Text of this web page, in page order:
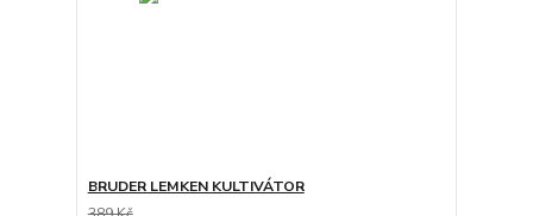
BRUDER LEMKEN KULTIVÁTOR